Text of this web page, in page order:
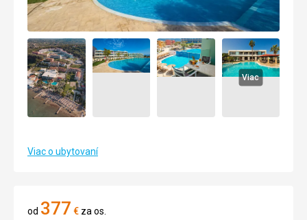
Viac
Viac o ubytovaní
od 377 € za os.